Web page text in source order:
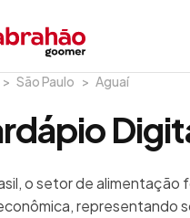
São Paulo Aguaí
o setor de alimentação
representando